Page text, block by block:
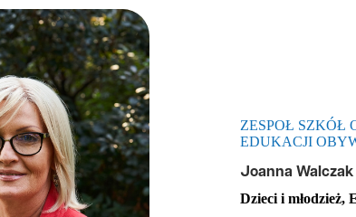
ZESPOŁ SZKÓŁ
EDUKACJI
Joanna Walczak
Dzieci i młodzież,